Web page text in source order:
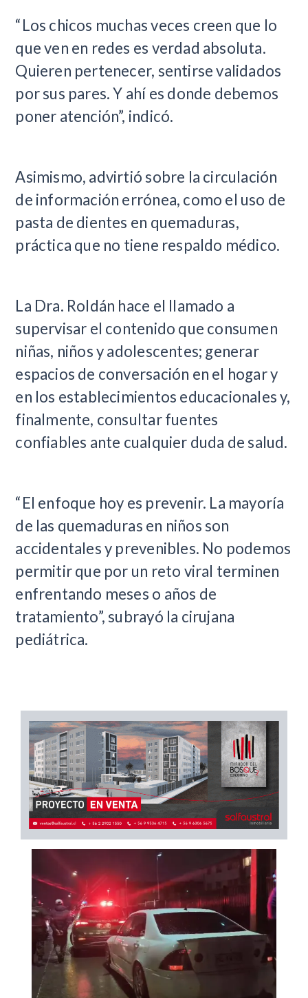
“Los chicos muchas veces creen que lo
que ven en redes es verdad absoluta.
Quieren pertenecer, sentirse validados
por sus pares. Y ahí es donde debemos
poner atención”, indicó.
Asimismo, advirtió sobre la circulación
de información errónea, como el uso de
pasta de dientes en quemaduras,
práctica que no tiene respaldo médico.
La Dra. Roldán hace el llamado a
supervisar el contenido que consumen
niñas, niños y adolescentes; generar
espacios de conversación en el hogar y
en los establecimientos educacionales y,
finalmente, consultar fuentes
confiables ante cualquier duda de salud.
“El enfoque hoy es prevenir. La mayoría
de las quemaduras en niños son
accidentales y prevenibles. No podemos
permitir que por un reto viral terminen
enfrentando meses o años de
tratamiento”, subrayó la cirujana
pediátrica.